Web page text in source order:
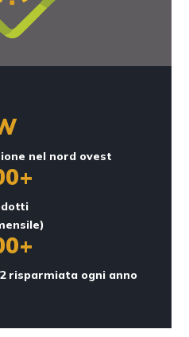
nel nord ovest
+
+
risparmiata ogni anno